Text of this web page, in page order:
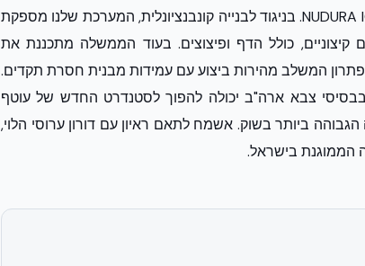
הבא של המיגון והבנייה בישראל באמצעות NUDURA ICF. בניגוד לבנייה קונבנציונלית, המערכת שלנו מספקת
כולל הדף ופיצוצים. בעוד הממשלה מתכננת את
פתרון המשלב מהירות ביצוע עם עמידות מבנית חסרת תקדים.
צבא ארה"ב יכולה להפוך לסטנדרט החדש של עוטף
ביותר בשוק. אשמח לתאם ראיון עם דורון ערוסי הלוי,
הממוגנת בישראל.